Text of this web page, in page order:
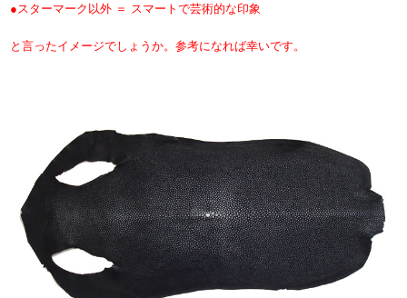
●スターマーク以外 ＝ スマートで芸術的な印象
と言ったイメージでしょうか。参考になれば幸いです。